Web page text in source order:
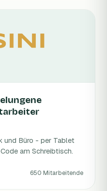
und Büro - per Tablet
am Schreibtisch.
650 Mitarbeitende